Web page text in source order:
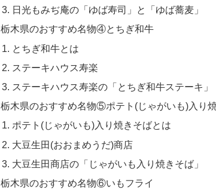
日光もみぢ庵の「ゆば寿司」と「ゆば蕎麦」
栃木県のおすすめ名物④とちぎ和牛
とちぎ和牛とは
ステーキハウス寿楽
ステーキハウス寿楽の「とちぎ和牛ステーキ」
栃木県のおすすめ名物⑤ポテト(じゃがいも)入り
ポテト(じゃがいも)入り焼きそばとは
大豆生田(おおまめうだ)商店
大豆生田商店の「じゃがいも入り焼きそば」
栃木県のおすすめ名物⑥いもフライ